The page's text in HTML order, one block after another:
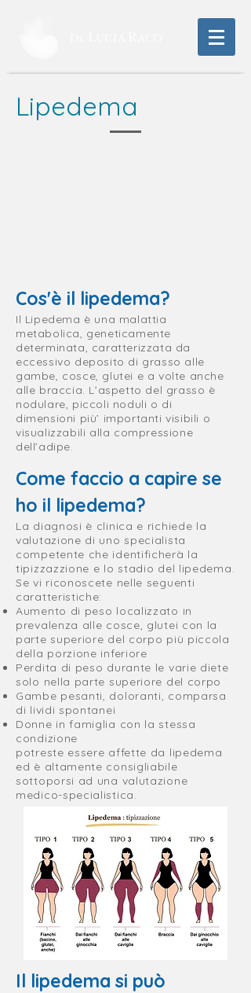
Lipedema
Cos'è il lipedema? ​
Il Lipedema è una malattia
metabolica, geneticamente
determinata, caratterizzata da
eccessivo deposito di grasso alle
gambe, cosce, glutei e a volte anche
alle braccia. L’aspetto del grasso è
nodulare, piccoli noduli o di
dimensioni più’ importanti visibili o
visualizzabili alla compressione
dell’adipe.
Come faccio a capire se
ho il lipedema?
La diagnosi è clinica e richiede la
valutazione di uno specialista
competente che identificherà la
tipizzazzione e lo stadio del lipedema.
Se vi riconoscete nelle seguenti
caratteristiche:
Aumento di peso localizzato in
prevalenza alle cosce, glutei con la
parte superiore del corpo più piccola
della porzione inferiore
Perdita di peso durante le varie diete
solo nella parte superiore del corpo
Gambe pesanti, doloranti, comparsa
di lividi spontanei
Donne in famiglia con la stessa
condizione
potreste essere affette da lipedema
ed è altamente consigliabile
sottoporsi ad una valutazione
medico-specialistica.
Il lipedema si può